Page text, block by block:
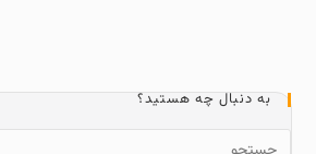
به دنبال چه هستید؟